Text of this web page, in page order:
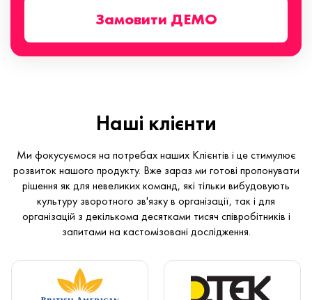
Замовити ДЕМО
Наші клієнти
Ми фокусуємося на потребах наших Клієнтів і це стимулює
розвиток нашого продукту. Вже зараз ми готові пропонувати
рішення як для невеликих команд, які тільки вибудовують
культуру зворотного зв'язку в організації, так і для
організацій з декількома десятками тисяч співробітників і
запитами на кастомізовані дослідження.